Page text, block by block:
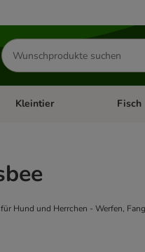
Produkte
suchen
Zubehör
Kategorie-Menü öffnen:
Kleintier Fisch
Hund und Herrchen - Werfen,